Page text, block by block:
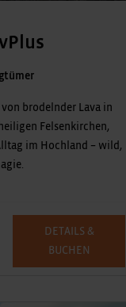
brodelnder Lava in
Felsenkirchen,
im Hochland – wild,
DETAILS &
BUCHEN